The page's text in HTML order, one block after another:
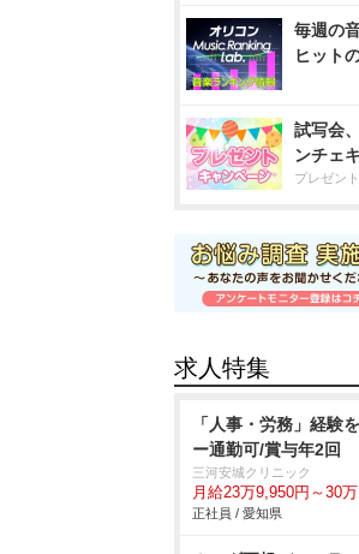
毎週の
ヒット
試写会
ンチェ
プレゼン
求人特集
「人事・労務」経験
ー通勤可/賞与年2回
三河安城クリニック
月給23万9,950円～30万
正社員 / 愛知県